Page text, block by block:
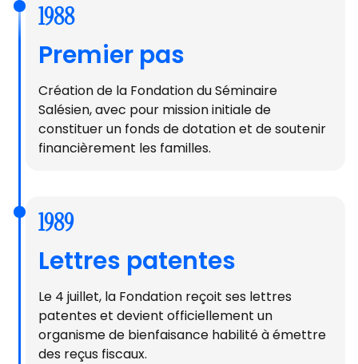
1988
Premier pas
Création de la Fondation du Séminaire
Salésien, avec pour mission initiale de
constituer un fonds de dotation et de soutenir
financièrement les familles.
1989
Lettres patentes
Le 4 juillet, la Fondation reçoit ses lettres
patentes et devient officiellement un
organisme de bienfaisance habilité à émettre
des reçus fiscaux.